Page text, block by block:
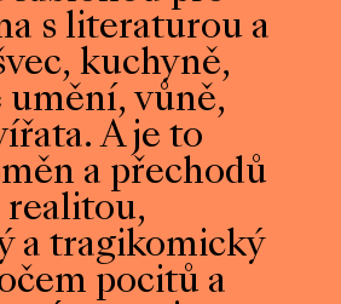
s literaturou a
kuchyně,
umění, vůně,
A je to
a přechodů
realitou,
a tragikomický
pocitů a